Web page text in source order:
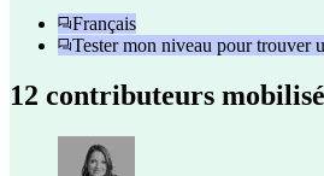
Français
Tester mon niveau pour trouver
12 contributeurs